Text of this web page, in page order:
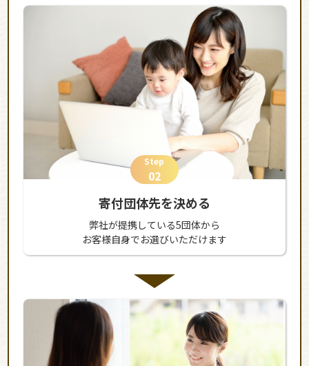
Step
02
寄付団体先を決める
弊社が提携している5団体から
お客様自身でお選びいただけます